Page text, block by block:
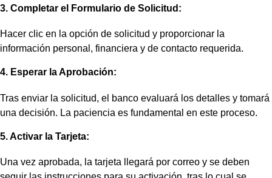
3. Completar el Formulario de Solicitud:
Hacer clic en la opción de solicitud y proporcionar la
información personal, financiera y de contacto requerida.
4. Esperar la Aprobación:
Tras enviar la solicitud, el banco evaluará los detalles y tomará
una decisión. La paciencia es fundamental en este proceso.
5. Activar la Tarjeta:
Una vez aprobada, la tarjeta llegará por correo y se deben